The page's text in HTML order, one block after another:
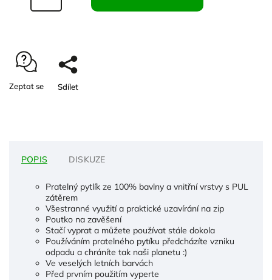
Zeptat se Sdílet
POPIS DISKUZE
Pratelný pytlík ze 100% bavlny a vnitřní vrstvy s PUL
zátěrem
Všestranné využití a praktické uzavírání na zip
Poutko na zavěšení
Stačí vyprat a můžete používat stále dokola
Používáním pratelného pytíku předcházíte vzniku
odpadu a chráníte tak naši planetu :)
Ve veselých letních barvách
Před prvním použitím vyperte